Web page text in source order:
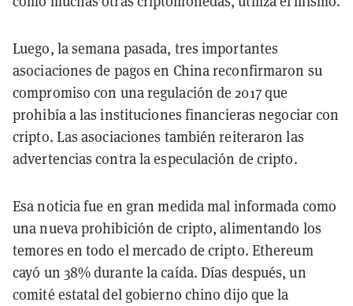
Luego, la semana pasada, tres importantes
asociaciones de pagos en China reconfirmaron su
compromiso con una regulación de 2017 que
prohibía a las instituciones financieras negociar con
cripto. Las asociaciones también reiteraron las
advertencias contra la especulación de cripto.
Esa noticia fue en gran medida mal informada como
una nueva prohibición de cripto, alimentando los
temores en todo el mercado de cripto. Ethereum
cayó un 38% durante la caída. Días después, un
comité estatal del gobierno chino dijo que la